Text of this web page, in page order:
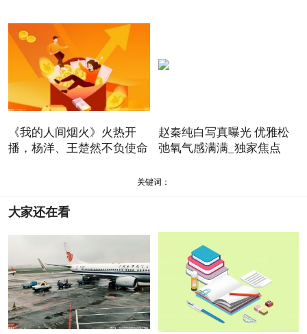
《我的人间烟火》火热开
播，杨洋、王楚然不负使命
赵秦纯白写真曝光 优雅松
弛氧气感满满_独家焦点
关键词：
大家还在看